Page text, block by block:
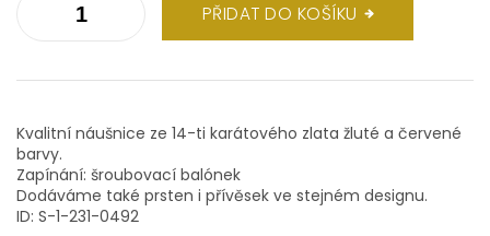
PŘIDAT DO KOŠÍKU
Kvalitní náušnice ze 14-ti karátového zlata žluté a červené
barvy.
Zapínání: šroubovací balónek
Dodáváme také prsten i přívěsek ve stejném designu.
ID: S-1-231-0492